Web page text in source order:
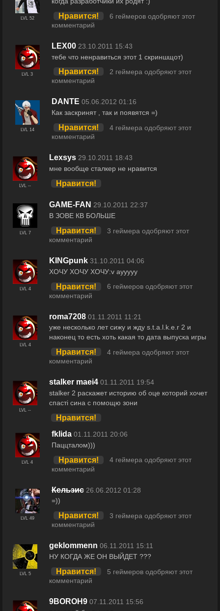
LVL 52 Нравится!
6 геймеров одобряют этот
комментарий
LVL 3
LEX00 23.10.2011 15:43
тебе что ненравиться этот 1 скриншщот)
Нравится!
2 геймера одобряют этот
комментарий
LVL 14
DАNTЕ 05.06.2012 01:16
Как заскринят , так и появятся =)
Нравится!
4 геймера одобряют этот
комментарий
LVL --
Lexsys 29.10.2011 18:43
мне вообще сталкер не нравится
Нравится!
LVL 7
GAME-FAN 29.10.2011 22:37
В ЗОВЕ КВ БОЛЬШЕ
Нравится!
3 геймера одобряют этот
комментарий
LVL 4
KINGpunk 31.10.2011 04:06
ХОЧУ ХОЧУ ХОЧУ:v аууууу
Нравится!
6 геймеров одобряют этот
комментарий
LVL 4
roma7208 01.11.2011 11:21
уже несколько лет сижу и жду s.t.a.l.k.e.r 2 и
наконец то есть хоть какая то дата выпуска игры
Нравится!
4 геймера одобряют этот
комментарий
LVL --
stalker maei4 01.11.2011 19:54
stalker 2 раскажет историю об оце которий хочет
спасті сина с помощю зони
Нравится!
LVL 4
fklida 01.11.2011 20:06
Паццталом)))
Нравится!
4 геймера одобряют этот
комментарий
LVL 49
Кельзис 26.06.2012 01:28
=))
Нравится!
3 геймера одобряют этот
комментарий
LVL 5
geklommenn 06.11.2011 15:11
НУ КОГДА ЖЕ ОН ВЫЙДЕТ ???
Нравится!
5 геймеров одобряют этот
комментарий
9BOROH9 07.11.2011 15:56